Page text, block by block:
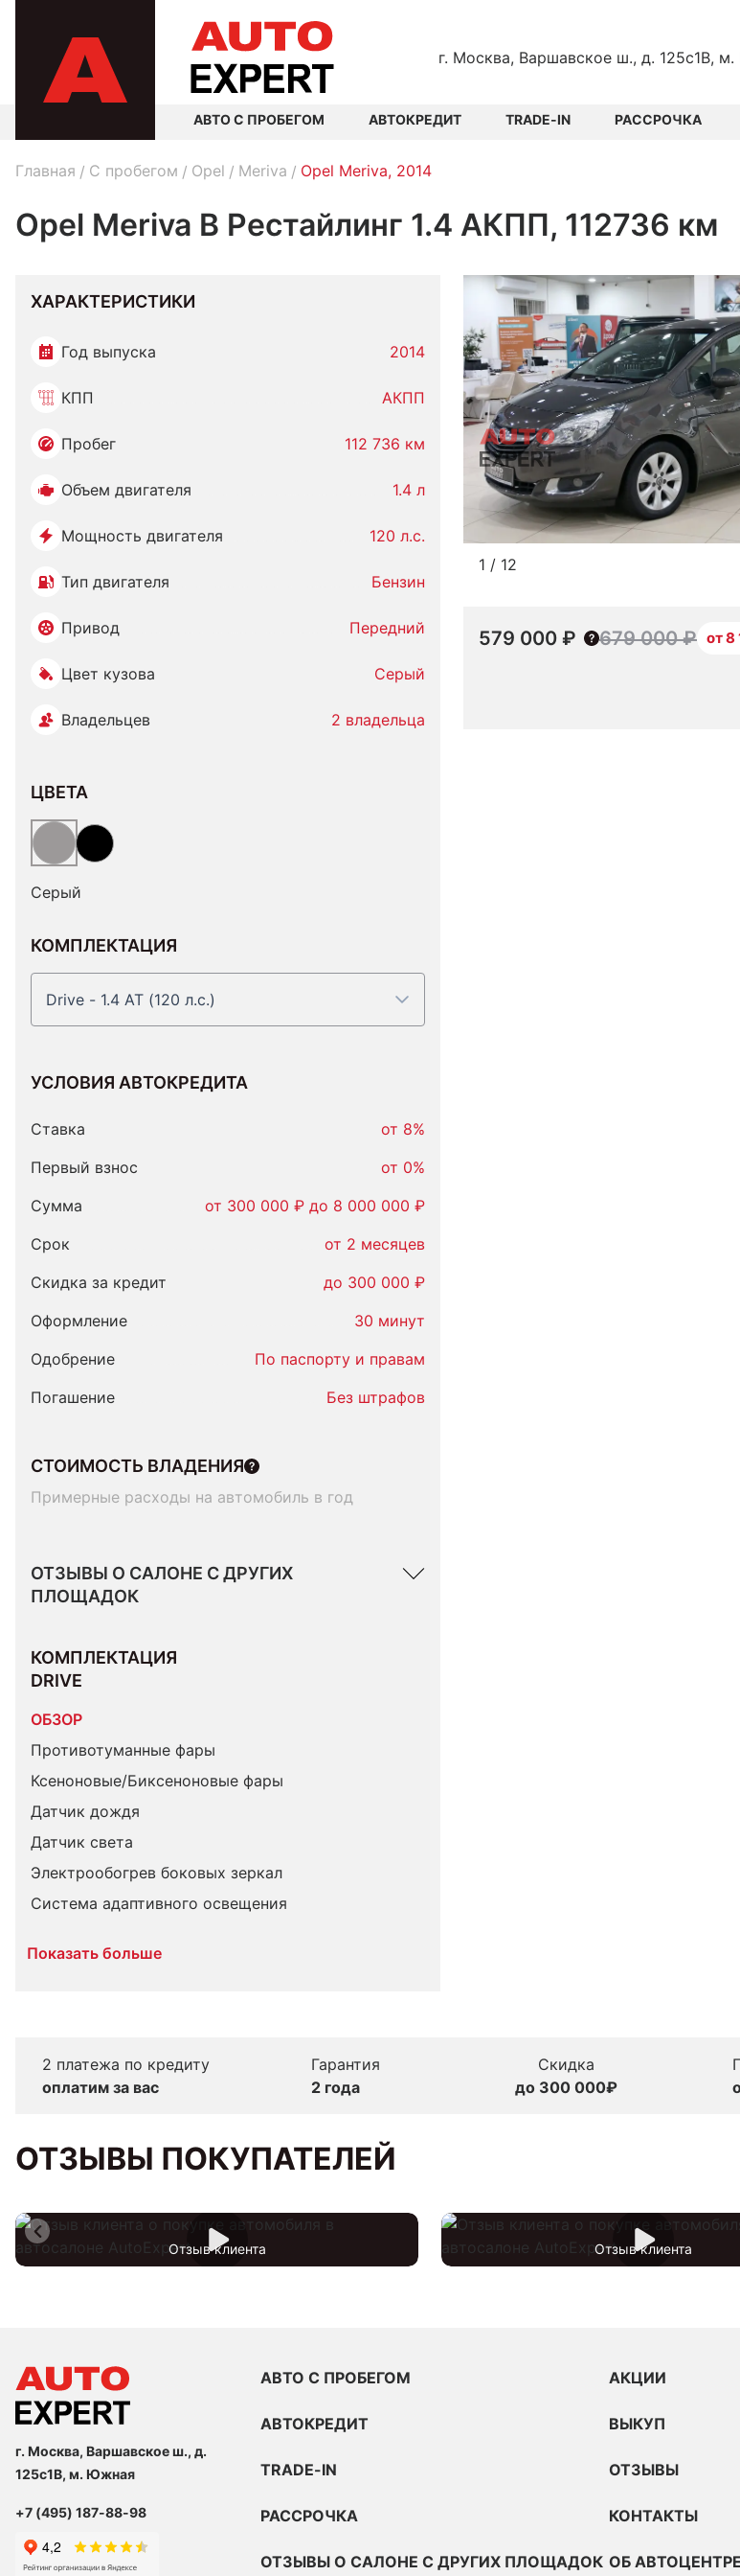
г. Москва, Варшавское ш., д. 125с1В,
АВТО С ПРОБЕГОМ АВТОКРЕДИТ TRADE-IN РАССРОЧКА
Главная C пробегом Opel Meriva Opel Meriva, 2014
Opel Meriva B Рестайлинг 1.4 АКПП, 112736 км
ХАРАКТЕРИСТИКИ
Год выпуска 2014
КПП АКПП
Пробег 112 736 км
Объем двигателя 1.4 л
Мощность двигателя 120 л.с.
Тип двигателя Бензин
Привод Передний
Цвет кузова Серый
Владельцев 2 владельца
ЦВЕТА
Серый
КОМПЛЕКТАЦИЯ
Drive - 1.4 AT (120 л.с.)
УСЛОВИЯ АВТОКРЕДИТА
Ставка
от 8%
Первый взнос
от 0%
Сумма
от 300 000 ₽ до 8 000 000 ₽
Срок
от 2 месяцев
Скидка за кредит
до 300 000 ₽
Оформление
30 минут
Одобрение
По паспорту и правам
Погашение
Без штрафов
СТОИМОСТЬ ВЛАДЕНИЯ
Примерные расходы на автомобиль в год
ОТЗЫВЫ О САЛОНЕ С ДРУГИХ
ПЛОЩАДОК
КОМПЛЕКТАЦИЯ
DRIVE
ОБЗОР
Противотуманные фары
Ксеноновые/Биксеноновые фары
Датчик дождя
Датчик света
Электрообогрев боковых зеркал
Система адаптивного освещения
Показать больше
1 / 12
579 000 ₽ 679 000 ₽ от 8
2 платежа по кредиту
оплатим за вас
Гарантия
2 года
Скидка
до 300 000₽
ОТЗЫВЫ ПОКУПАТЕЛЕЙ
Отзыв клиента Отзыв клиента
г. Москва, Варшавское ш., д.
125с1В, м. Южная
+7 (495) 187-88-98
АВТО С ПРОБЕГОМ
АВТОКРЕДИТ
TRADE-IN
РАССРОЧКА
ОТЗЫВЫ О САЛОНЕ С ДРУГИХ ПЛОЩАДОК
АКЦИИ
ВЫКУП
ОТЗЫВЫ
КОНТАКТЫ
ОБ АВТОЦЕНТРЕ